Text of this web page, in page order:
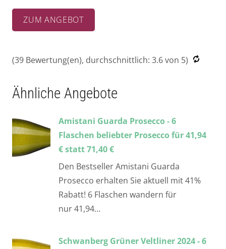
ZUM ANGEBOT
(39 Bewertung(en), durchschnittlich: 3.6von 5)
Ähnliche Angebote
Amistani Guarda Prosecco - 6
Flaschen beliebter Prosecco für 41,94
€ statt 71,40 €
Den Bestseller Amistani Guarda
Prosecco erhalten Sie aktuell mit 41%
Rabatt! 6 Flaschen wandern für
nur 41,94…
Schwanberg Grüner Veltliner 2024 - 6